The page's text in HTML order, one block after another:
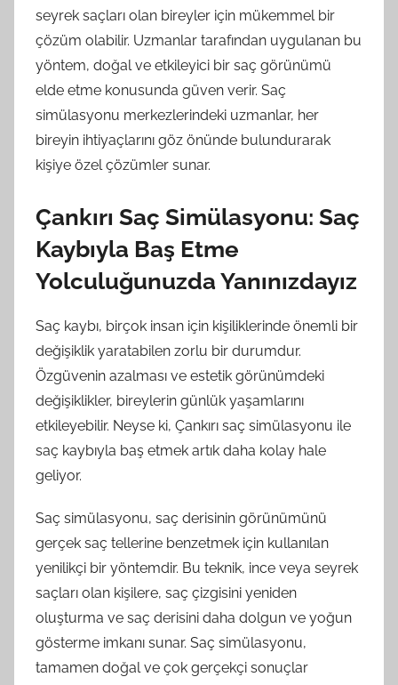
seyrek saçları olan bireyler için mükemmel bir
çözüm olabilir. Uzmanlar tarafından uygulanan bu
yöntem, doğal ve etkileyici bir saç görünümü
elde etme konusunda güven verir. Saç
simülasyonu merkezlerindeki uzmanlar, her
bireyin ihtiyaçlarını göz önünde bulundurarak
kişiye özel çözümler sunar.
Çankırı Saç Simülasyonu: Saç
Kaybıyla Baş Etme
Yolculuğunuzda Yanınızdayız
Saç kaybı, birçok insan için kişiliklerinde önemli bir
değişiklik yaratabilen zorlu bir durumdur.
Özgüvenin azalması ve estetik görünümdeki
değişiklikler, bireylerin günlük yaşamlarını
etkileyebilir. Neyse ki, Çankırı saç simülasyonu ile
saç kaybıyla baş etmek artık daha kolay hale
geliyor.
Saç simülasyonu, saç derisinin görünümünü
gerçek saç tellerine benzetmek için kullanılan
yenilikçi bir yöntemdir. Bu teknik, ince veya seyrek
saçları olan kişilere, saç çizgisini yeniden
oluşturma ve saç derisini daha dolgun ve yoğun
gösterme imkanı sunar. Saç simülasyonu,
tamamen doğal ve çok gerçekçi sonuçlar